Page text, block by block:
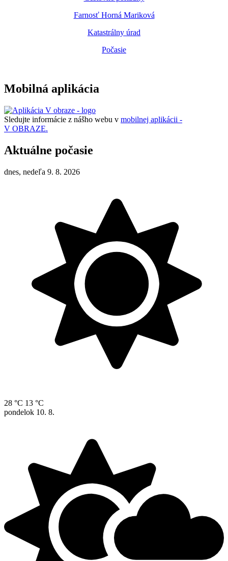
Farnosť Horná Mariková
Katastrálny úrad
Počasie
Mobilná aplikácia
Sledujte informácie z nášho webu v mobilnej aplikácii -
V OBRAZE.
Aktuálne počasie
dnes, nedeľa 9. 8. 2026
28 °C 13 °C
pondelok 10. 8.